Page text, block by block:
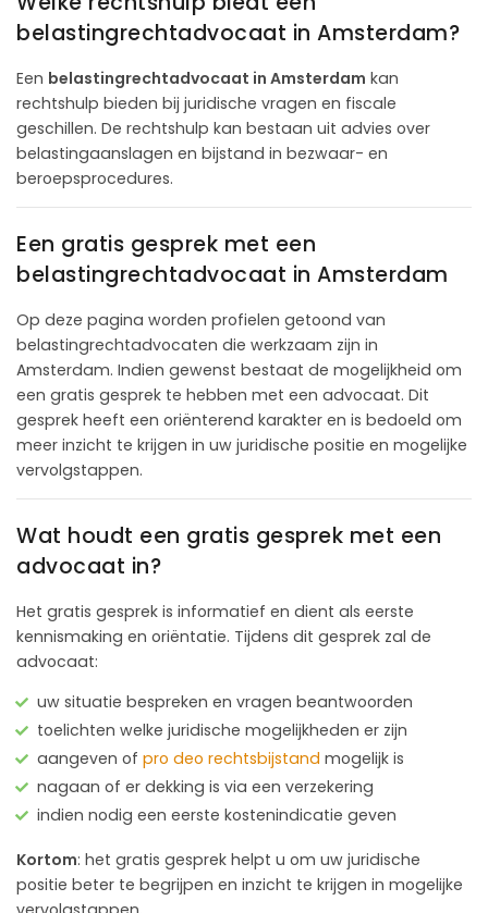
belastingrechtadvocaat in Amsterdam?
Een belastingrechtadvocaat in Amsterdam kan
rechtshulp bieden bij juridische vragen en fiscale
geschillen. De rechtshulp kan bestaan uit advies over
belastingaanslagen en bijstand in bezwaar- en
beroepsprocedures.
Een gratis gesprek met een
belastingrechtadvocaat in Amsterdam
Op deze pagina worden profielen getoond van
belastingrechtadvocaten die werkzaam zijn in
Amsterdam. Indien gewenst bestaat de mogelijkheid om
een gratis gesprek te hebben met een advocaat. Dit
gesprek heeft een oriënterend karakter en is bedoeld om
meer inzicht te krijgen in uw juridische positie en mogelijke
vervolgstappen.
Wat houdt een gratis gesprek met een
advocaat in?
Het gratis gesprek is informatief en dient als eerste
kennismaking en oriëntatie. Tijdens dit gesprek zal de
advocaat:
uw situatie bespreken en vragen beantwoorden
toelichten welke juridische mogelijkheden er zijn
aangeven of pro deo rechtsbijstand mogelijk is
nagaan of er dekking is via een verzekering
indien nodig een eerste kostenindicatie geven
Kortom: het gratis gesprek helpt u om uw juridische
positie beter te begrijpen en inzicht te krijgen in mogelijke